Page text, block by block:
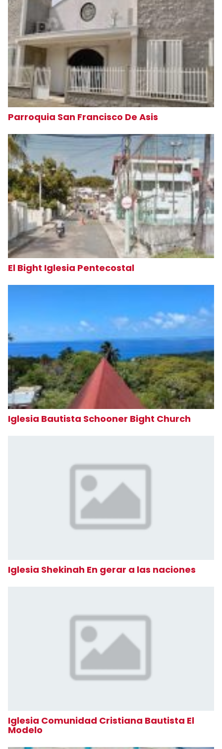
Parroquia San Francisco De Asis
El Bight Iglesia Pentecostal
Iglesia Bautista Schooner Bight Church
Iglesia Shekinah En gerar a las naciones
Iglesia Comunidad Cristiana Bautista El
Modelo